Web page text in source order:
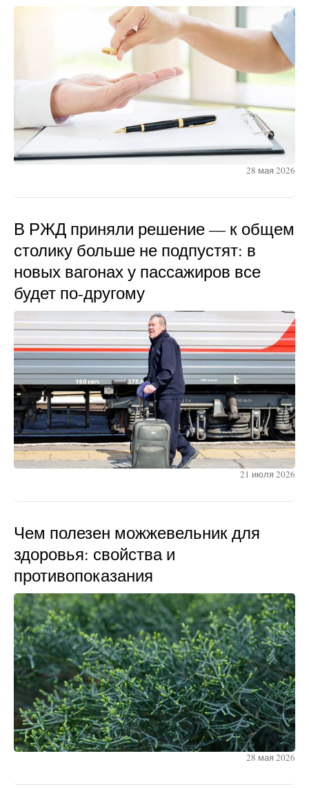
28 мая 2026
В РЖД приняли решение — к общем
столику больше не подпустят: в
новых вагонах у пассажиров все
будет по-другому
21 июля 2026
Чем полезен можжевельник для
здоровья: свойства и
противопоказания
28 мая 2026